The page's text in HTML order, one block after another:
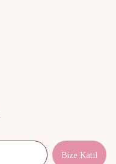
Bize Katıl